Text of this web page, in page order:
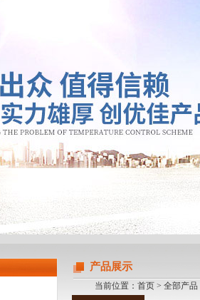
产品展示
当前位置： 首页 > 全部产品